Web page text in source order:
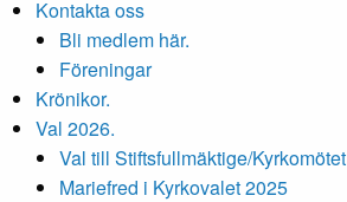
Kontakta oss
Bli medlem här.
Föreningar
Krönikor.
Val 2026.
Val till Stiftsfullmäktige/Kyrkomötet
Mariefred i Kyrkovalet 2025